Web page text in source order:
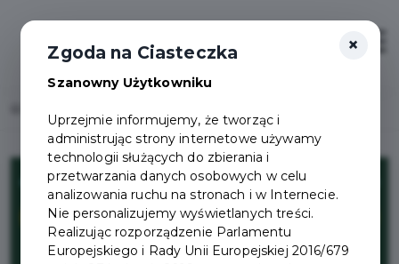
×
Zgoda na Ciasteczka
Szanowny Użytkowniku
Uprzejmie informujemy, że tworząc i
administrując strony internetowe używamy
technologii służących do zbierania i
przetwarzania danych osobowych w celu
analizowania ruchu na stronach i w Internecie.
Nie personalizujemy wyświetlanych treści.
Realizując rozporządzenie Parlamentu
Europejskiego i Rady Unii Europejskiej 2016/679